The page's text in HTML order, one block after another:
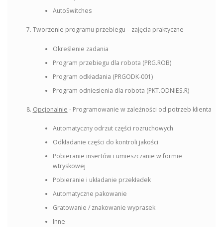
AutoSwitches
Tworzenie programu przebiegu – zajęcia praktyczne
Określenie zadania
Program przebiegu dla robota (PRG.ROB)
Program odkładania (PRGODK-001)
Program odniesienia dla robota (PKT.ODNIES.R)
Opcjonalnie - Programowanie w zależności od potrzeb klienta
Automatyczny odrzut części rozruchowych
Odkładanie części do kontroli jakości
Pobieranie insertów i umieszczanie w formie
wtryskowej
Pobieranie i układanie przekładek
Automatyczne pakowanie
Gratowanie / znakowanie wyprasek
Inne